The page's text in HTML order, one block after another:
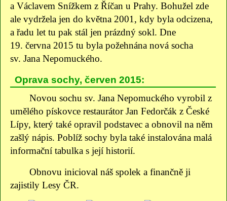
a Václavem Snížkem z Říčan u Prahy. Bohužel zde
ale vydržela jen do května 2001, kdy byla odcizena,
a řadu let tu pak stál jen prázdný sokl. Dne
19. června 2015 tu byla požehnána nová socha
sv. Jana Nepomuckého.
Oprava sochy, červen 2015:
Novou sochu sv. Jana Nepomuckého vyrobil z
umělého pískovce restaurátor Jan Fedorčák z České
Lípy, který také opravil podstavec a obnovil na něm
zašlý nápis. Poblíž sochy byla také instalována malá
informační tabulka s její historií.
Obnovu inicioval náš spolek a finančně ji
zajistily Lesy ČR.